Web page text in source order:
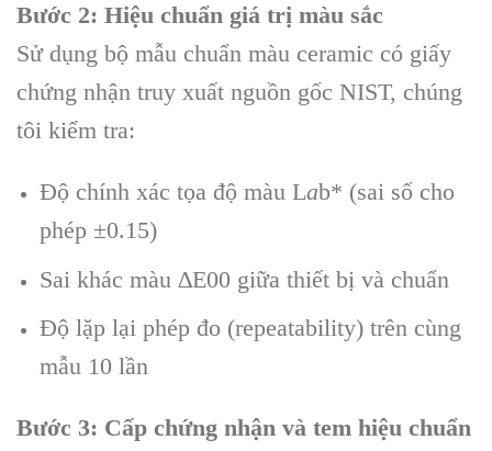
Bước 2: Hiệu chuẩn giá trị màu sắc
Sử dụng bộ mẫu chuẩn màu ceramic có giấy
chứng nhận truy xuất nguồn gốc NIST, chúng
tôi kiểm tra:
Độ chính xác tọa độ màu Lab* (sai số cho
phép ±0.15)
Sai khác màu ∆E00 giữa thiết bị và chuẩn
Độ lặp lại phép đo (repeatability) trên cùng
mẫu 10 lần
Bước 3: Cấp chứng nhận và tem hiệu chuẩn